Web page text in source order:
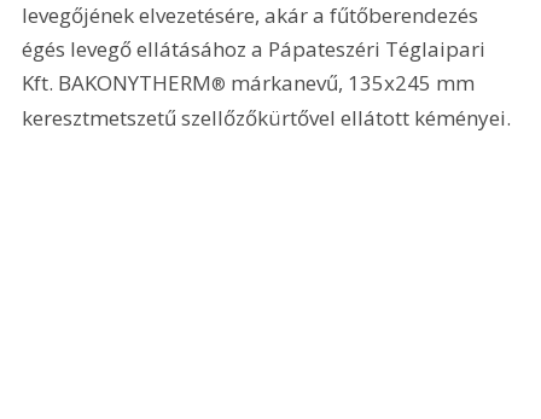
levegőjének elvezetésére, akár a fűtőberendezés
égés levegő ellá­tá­sá­hoz a Pápateszéri Téglaipari
Kft. BAKONYTHERM® márkanevű, 135x245 mm
keresztmetszetű szellőzőkürtővel ellátott kéményei.